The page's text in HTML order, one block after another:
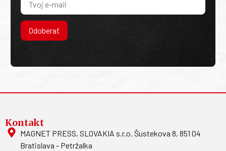
Odoberať
Kontakt
MAGNET PRESS, SLOVAKIA s.r.o. Šustekova 8, 851 04
Bratislava - Petržalka